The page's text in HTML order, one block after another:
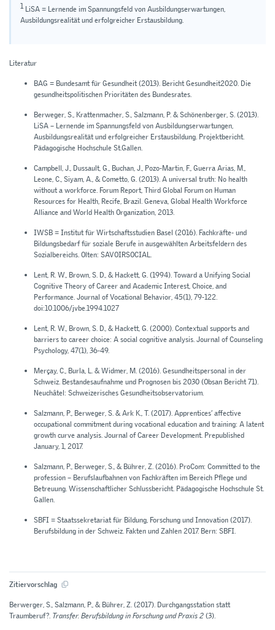
1 LiSA = Lernende im Spannungsfeld von Ausbildungserwartungen,
Ausbildungsrealität und erfolgreicher Erstausbildung.
Literatur
BAG = Bundesamt für Gesundheit (2013). Bericht Gesundheit2020. Die
gesundheitspolitischen Prioritäten des Bundesrates.
Berweger, S., Krattenmacher, S., Salzmann, P. & Schönenberger, S. (2013).
LiSA – Lernende im Spannungsfeld von Ausbildungserwartungen,
Ausbildungsrealität und erfolgreicher Erstausbildung. Projektbericht.
Pädagogische Hochschule St.Gallen.
Campbell, J., Dussault, G., Buchan, J., Pozo-Martin, F., Guerra Arias, M.,
Leone, C., Siyam, A., & Cometto, G. (2013). A universal truth: No health
without a workforce. Forum Report, Third Global Forum on Human
Resources for Health, Recife, Brazil. Geneva, Global Health Workforce
Alliance and World Health Organization, 2013.
IWSB = Institut für Wirtschaftsstudien Basel (2016). Fachkräfte- und
Bildungsbedarf für soziale Berufe in ausgewählten Arbeitsfeldern des
Sozialbereichs. Olten: SAVOIRSOCIAL.
Lent, R. W., Brown, S. D., & Hackett, G. (1994). Toward a Unifying Social
Cognitive Theory of Career and Academic Interest, Choice, and
Performance. Journal of Vocational Behavior, 45(1), 79-122.
doi:10.1006/jvbe.1994.1027
Lent, R. W., Brown, S. D., & Hackett, G. (2000). Contextual supports and
barriers to career choice: A social cognitive analysis. Journal of Counseling
Psychology, 47(1), 36-49.
Merçay, C., Burla, L. & Widmer, M. (2016). Gesundheitspersonal in der
Schweiz. Bestandesaufnahme und Prognosen bis 2030 (Obsan Bericht 71).
Neuchâtel: Schweizerisches Gesundheitsobservatorium.
Salzmann, P., Berweger, S. & Ark K., T. (2017). Apprentices’ affective
occupational commitment during vocational education and training: A latent
growth curve analysis. Journal of Career Development. Prepublished
January, 1, 2017.
Salzmann, P., Berweger, S., & Bührer, Z. (2016). ProCom: Committed to the
profession – Berufslaufbahnen von Fachkräften im Bereich Pflege und
Betreuung. Wissenschaftlicher Schlussbericht. Pädagogische Hochschule St.
Gallen.
SBFI = Staatssekretariat für Bildung, Forschung und Innovation (2017).
Berufsbildung in der Schweiz. Fakten und Zahlen 2017. Bern: SBFI.
Zitiervorschlag
Berwerger, S., Salzmann, P., & Bührer, Z. (2017). Durchgangsstation statt
Traumberuf?. Transfer. Berufsbildung in Forschung und Praxis 2(3).